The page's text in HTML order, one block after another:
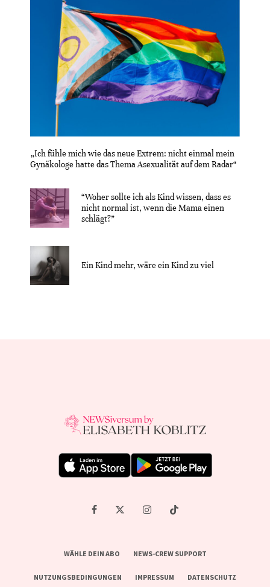
„Ich fühle mich wie das neue Extrem: nicht einmal mein
Gynäkologe hatte das Thema Asexualität auf dem Radar“
“Woher sollte ich als Kind wissen, dass es
nicht normal ist, wenn die Mama einen
schlägt?”
Ein Kind mehr, wäre ein Kind zu viel
WÄHLE DEIN ABO NEWS-CREW SUPPORT
NUTZUNGSBEDINGUNGEN IMPRESSUM DATENSCHUTZ